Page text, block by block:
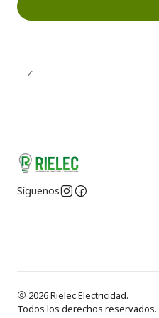
Síguenos
2026 Rielec Electricidad.
Todos los derechos reservados.